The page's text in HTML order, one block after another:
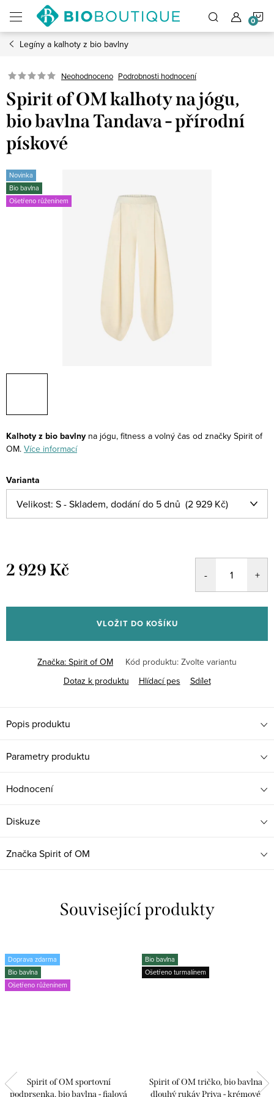
obsah
Legíny a kalhoty z bio bavlny
Neohodnoceno Podrobnosti hodnocení
Spirit of OM kalhoty na jógu,
bio bavlna Tandava - přírodní
pískové
Novinka
Bio bavlna
Ošetřeno růženínem
Kalhoty z bio bavlny na jógu, fitness a volný čas od značky Spirit of
OM. Více informací
Varianta
2 929 Kč
VLOŽIT DO KOŠÍKU
Značka: Spirit of OM Kód produktu: Zvolte variantu
Dotaz k produktu
Hlídací pes Sdílet
Popis produktu
Parametry produktu
Hodnocení
Diskuze
ZnačkaSpirit of OM
Související produkty
Doprava zdarma
Bio bavlna
Ošetřeno růženínem
Spirit of OM sportovní
podprsenka, bio bavlna - fialová
Bio bavlna
Ošetřeno turmalínem
Spirit of OM tričko, bio bavlna
dlouhý rukáv Priya - krémové